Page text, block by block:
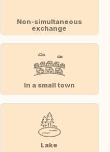
Non-simultaneous
exchange
In a small town
Lake